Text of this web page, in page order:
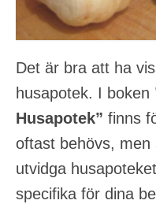
Det är bra att ha
husapotek. I boken
Husapotek” finns
oftast behövs, men
utvidga
specifika för dina